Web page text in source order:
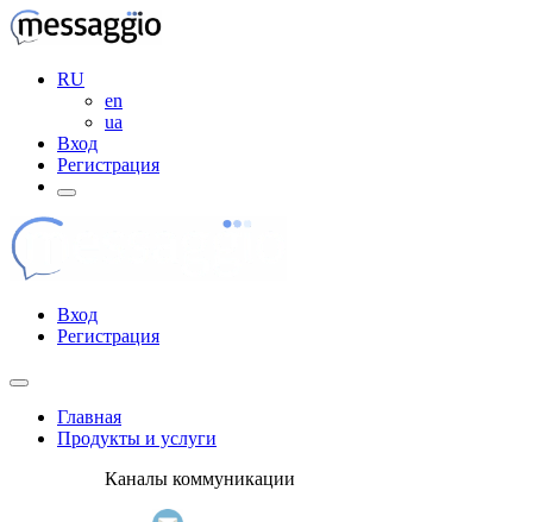
RU
en
ua
Вход
Регистрация
Вход
Регистрация
Главная
Продукты и услуги
Каналы коммуникации